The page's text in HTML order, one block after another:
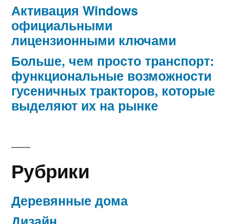
Активация Windows
официальными
лицензионными ключами
Больше, чем просто транспорт:
функциональные возможности
гусеничных тракторов, которые
выделяют их на рынке
Рубрики
Деревянные дома